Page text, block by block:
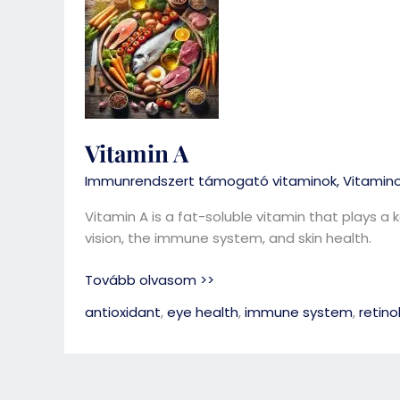
Vitamin A
Immunrendszert támogató vitaminok,
Vitamin A is a fat-soluble vitamin that plays a
vision, the immune system, and skin health.
A
Tovább olvasom >>
antioxidant,eye health,immune system,retinol